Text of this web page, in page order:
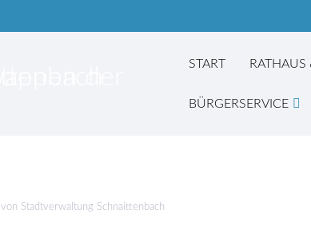
START RATHAUS
BÜRGERSERVICE
von Stadtverwaltung Schnaittenbach